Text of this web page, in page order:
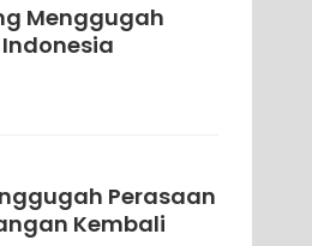
Menggugah
Perasaan
Kembali